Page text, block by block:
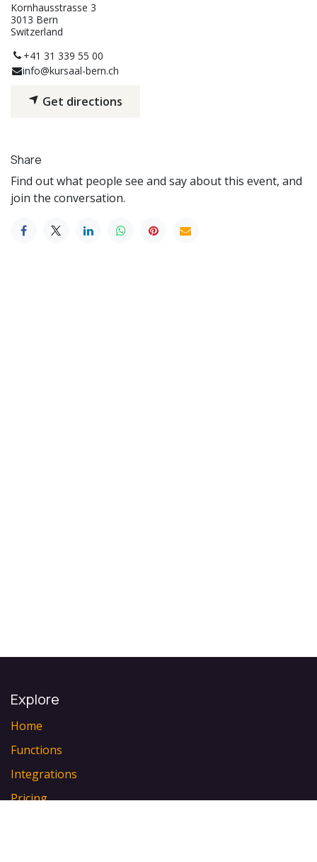
Kornhausstrasse 3
3013 Bern
Switzerland
+41 31 339 55 00
info@kursaal-bern.ch
Get directions
Share
Find out what people see and say about this event, and
join the conversation.
Explore
Home
Functions
Integrations
Pricing